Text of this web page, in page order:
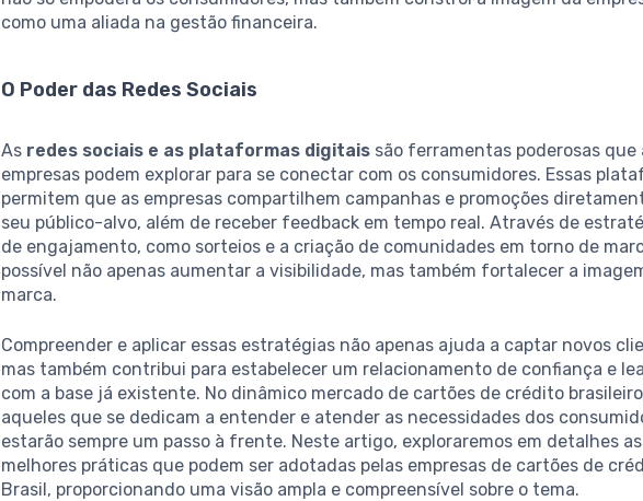
como uma aliada na gestão financeira.
O Poder das Redes Sociais
As redes sociais e as plataformas digitais são ferramentas poderosas que
empresas podem explorar para se conectar com os consumidores. Essas
permitem que as empresas compartilhem campanhas e promoções
seu público-alvo, além de receber feedback em tempo real. Através de
de engajamento, como sorteios e a criação de comunidades em torno de
possível não apenas aumentar a visibilidade, mas também fortalecer a
marca.
Compreender e aplicar essas estratégias não apenas ajuda a captar novos
mas também contribui para estabelecer um relacionamento de confiança e
com a base já existente. No dinâmico mercado de cartões de crédito
aqueles que se dedicam a entender e atender as necessidades dos
estarão sempre um passo à frente. Neste artigo, exploraremos em detalhes as
melhores práticas que podem ser adotadas pelas empresas de cartões de
Brasil, proporcionando uma visão ampla e compreensível sobre o tema.